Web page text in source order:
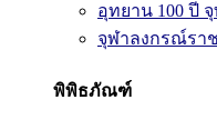
อุทยาน 100 ปี
จุฬาลงกรณ์รา
พิพิธภัณฑ์